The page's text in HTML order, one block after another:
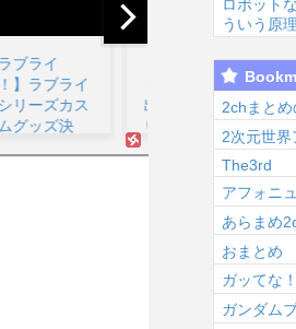
【悲報】マスコ
ミ、熊本で炊き
出し中のへずま
りゅう氏に「何
クラピカ、エン
ペラータイムを
長時間やりすぎ
て寿命が残り少
ない...
ロボット
ういう原
2chまと
2次元世界
The3rd
アフォニ
あらまめ
おまとめ
ガッてな！
ガンダム